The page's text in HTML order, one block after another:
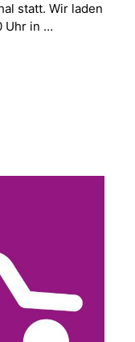
statt. Wir laden
Uhr in …